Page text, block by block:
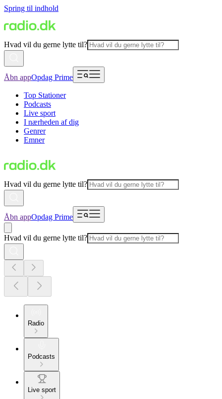
Spring til indhold
Hvad vil du gerne lytte til?
Åbn appOpdag Prime
Top Stationer
Podcasts
Live sport
I nærheden af dig
Genrer
Emner
Hvad vil du gerne lytte til?
Åbn appOpdag Prime
Hvad vil du gerne lytte til?
Radio
Podcasts
Live sport